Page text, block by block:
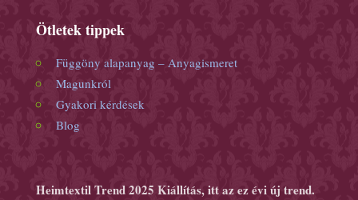
Ötletek tippek
Függöny alapanyag – Anyagismeret
Magunkról
Gyakori kérdések
Blog
Heimtextil Trend 2025 Kiállítás, itt az ez évi új trend.